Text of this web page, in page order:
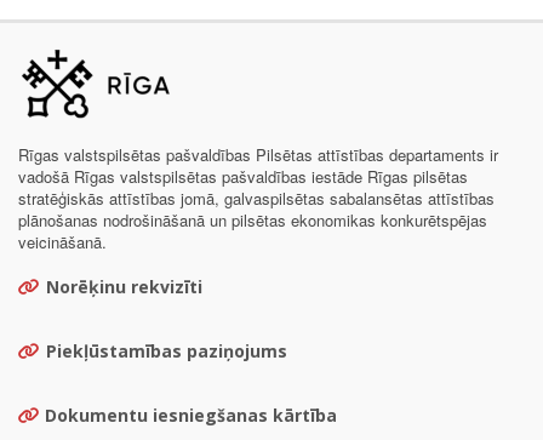
Rīgas valstspilsētas pašvaldības Pilsētas attīstības departaments ir
vadošā Rīgas valstspilsētas pašvaldības iestāde Rīgas pilsētas
stratēģiskās attīstības jomā, galvaspilsētas sabalansētas attīstības
plānošanas nodrošināšanā un pilsētas ekonomikas konkurētspējas
veicināšanā.
Norēķinu rekvizīti
Piekļūstamības paziņojums
Dokumentu iesniegšanas kārtība